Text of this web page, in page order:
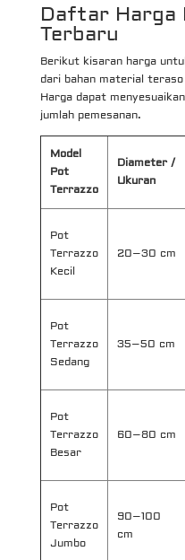
Daftar Harga
Terbaru
Berikut kisaran harga
dari bahan material
Harga dapat
jumlah pemesanan.
Model
Pot
Terrazzo
Diameter /
Ukuran
Pot
Terrazzo
Kecil
20–30 cm
Pot
Terrazzo
Sedang
35–50 cm
Pot
Terrazzo
Besar
60–80 cm
Pot
Terrazzo
Jumbo
90–100
cm